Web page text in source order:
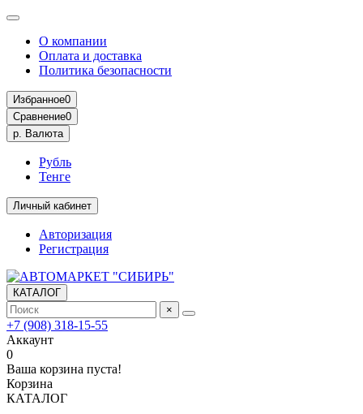
О компании
Оплата и доставка
Политика безопасности
Избранное0
Сравнение0
р. Валюта
Рубль
Тенге
Личный кабинет
Авторизация
Регистрация
КАТАЛОГ
×
+7 (908) 318-15-55
Аккаунт
0
Ваша корзина пуста!
Корзина
КАТАЛОГ